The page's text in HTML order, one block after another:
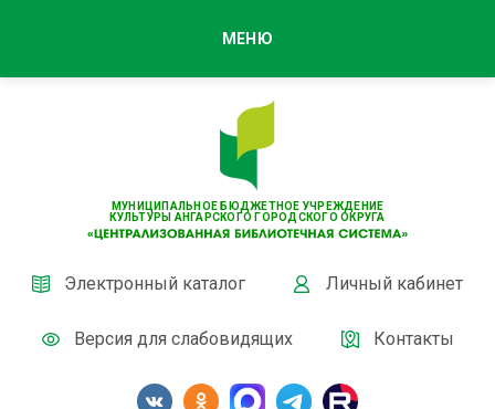
МУНИЦИПАЛЬНОЕ БЮДЖЕТНОЕ УЧРЕЖДЕНИЕ
КУЛЬТУРЫ АНГАРСКОГО ГОРОДСКОГО ОКРУГА
Электронный каталог Личный кабинет
Версия для слабовидящих Контакты
МЕНЮ